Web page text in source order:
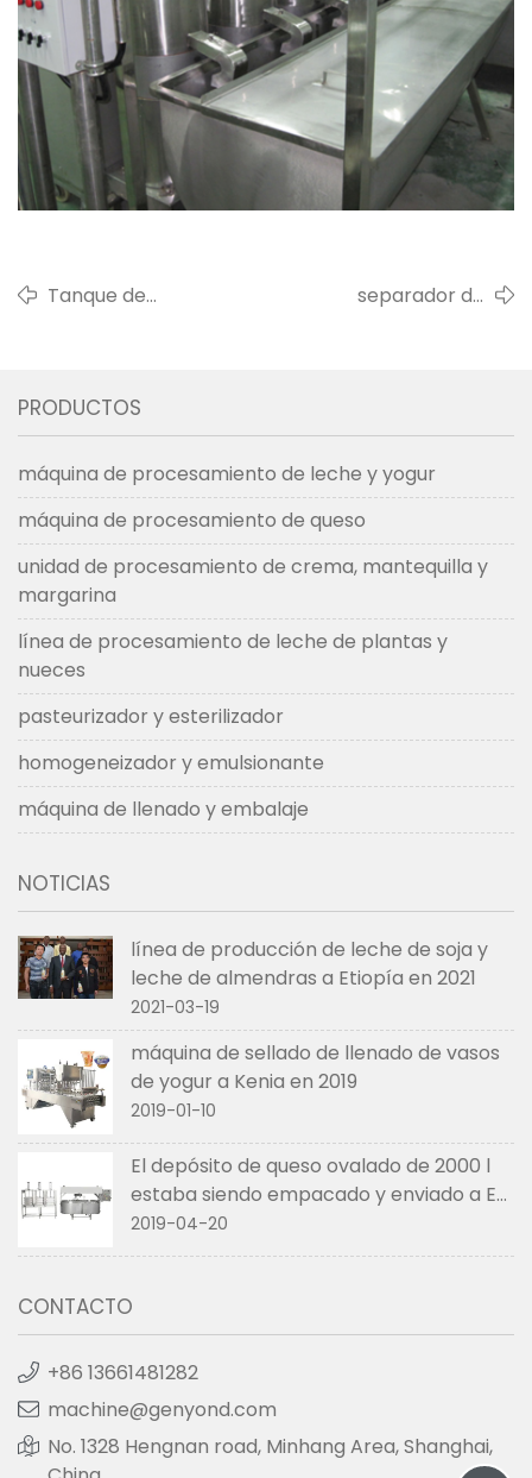
Tanque de
leche de Toronto enviado a
Canadá en 2018
separador de
2018
PRODUCTOS
máquina de procesamiento de leche y yogur
máquina de procesamiento de queso
unidad de procesamiento de crema, mantequilla y
margarina
línea de procesamiento de leche de plantas y
nueces
pasteurizador y esterilizador
homogeneizador y emulsionante
máquina de llenado y embalaje
NOTICIAS
línea de producción de leche de soja y
leche de almendras a Etiopía en 2021
2021-03-19
máquina de sellado de llenado de vasos
de yogur a Kenia en 2019
2019-01-10
El depósito de queso ovalado de 2000 l
estaba siendo empacado y enviado a EE.
UU. en abril de 2019
2019-04-20
CONTACTO
+86 13661481282
machine@genyond.com
No. 1328 Hengnan road, Minhang Area, Shanghai,